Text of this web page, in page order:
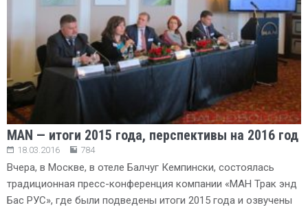
MAN — итоги 2015 года, перспективы на 2016 год
18.03.2016 784
Вчера, в Москве, в отеле Балчуг Кемпински, состоялась
традиционная пресс-конференция компании «МАН Трак энд
Бас РУС», где были подведены итоги 2015 года и озвучены